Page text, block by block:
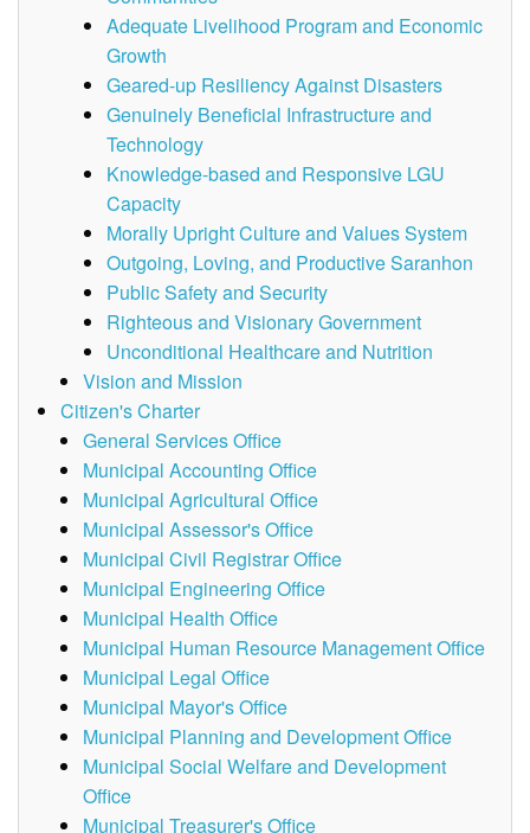
Adequate Livelihood Program and Economic
Growth
Geared-up Resiliency Against Disasters
Genuinely Beneficial Infrastructure and
Technology
Knowledge-based and Responsive LGU
Capacity
Morally Upright Culture and Values System
Outgoing, Loving, and Productive Saranhon
Public Safety and Security
Righteous and Visionary Government
Unconditional Healthcare and Nutrition
Vision and Mission
Citizen's Charter
General Services Office
Municipal Accounting Office
Municipal Agricultural Office
Municipal Assessor's Office
Municipal Civil Registrar Office
Municipal Engineering Office
Municipal Health Office
Municipal Human Resource Management Office
Municipal Legal Office
Municipal Mayor's Office
Municipal Planning and Development Office
Municipal Social Welfare and Development
Office
Municipal Treasurer's Office